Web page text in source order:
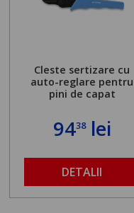
Cleste sertizare cu
auto-reglare pentru
pini de capat
9438lei
DETALII